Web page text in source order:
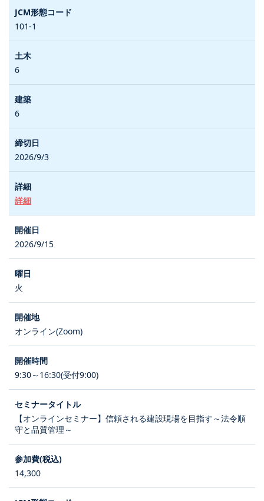
101-1
6
6
2026/9/3
詳細
2026/9/15
火
オンライン(Zoom)
9:30～16:30(受付9:00)
【オンラインセミナー】信頼される建設現場を目指す～法令順
守と品質管理～
14,300